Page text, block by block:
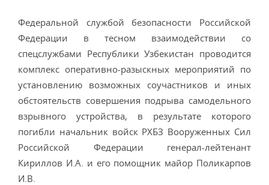
Федеральной службой безопасности Российской
Федерации в тесном взаимодействии со
спецслужбами Республики Узбекистан проводится
комплекс оперативно-разыскных мероприятий по
установлению возможных соучастников и иных
обстоятельств совершения подрыва самодельного
взрывного устройства, в результате которого
погибли начальник войск РХБЗ Вооруженных Сил
Российской Федерации генерал-лейтенант
Кириллов И.А. и его помощник майор Поликарпов
И.В.